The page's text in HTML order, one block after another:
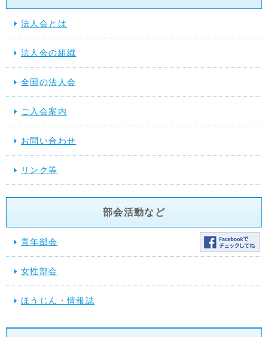
2026年04月17日 リンク等ページを更新しました。
2025年12月10日 提言活動（行動する法人会）を更新しました
2025年11月28日 スケジュールを更新しました。
法人会とは
法人会の組織
全国の法人会
ご入会案内
お問い合わせ
リンク等
部会活動など
青年部会
女性部会
ほうじん・情報誌